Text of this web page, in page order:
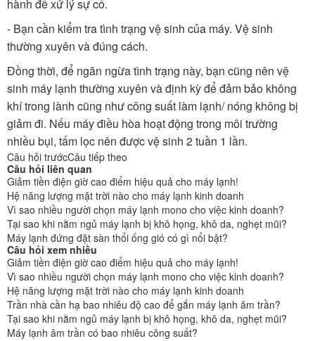
hành để xử lý sự cố.
- Bạn cần kiểm tra tình trạng vệ sinh của máy. Vệ sinh
thường xuyên và đúng cách.
Đồng thời, để ngăn ngừa tình trạng này, bạn cũng nên vệ
sinh máy lạnh thường xuyên và định kỳ để đảm bảo không
khí trong lành cũng như công suất làm lạnh/ nóng không bị
giảm đi. Nếu máy điều hòa hoạt động trong môi trường
nhiều bụi, tấm lọc nên được vệ sinh 2 tuần 1 lần.
Câu hỏi trướcCâu tiếp theo
Câu hỏi liên quan
Giảm tiền điện giờ cao điểm hiệu quả cho máy lạnh!
Hệ năng lượng mặt trời nào cho máy lạnh kinh doanh
Vì sao nhiều người chọn máy lạnh mono cho việc kinh doanh?
Tại sao khi nằm ngủ máy lạnh bị khô họng, khô da, nghẹt mũi?
Máy lạnh đứng đặt sàn thổi ống gió có gì nổi bật?
Câu hỏi xem nhiều
Giảm tiền điện giờ cao điểm hiệu quả cho máy lạnh!
Vì sao nhiều người chọn máy lạnh mono cho việc kinh doanh?
Hệ năng lượng mặt trời nào cho máy lạnh kinh doanh
Trần nhà cần hạ bao nhiêu độ cao để gắn máy lạnh âm trần?
Tại sao khi nằm ngủ máy lạnh bị khô họng, khô da, nghẹt mũi?
Máy lạnh âm trần có bao nhiêu công suất?